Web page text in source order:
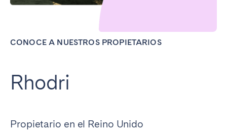
CONOCE A NUESTROS PROPIETARIOS
Rhodri
Propietario en el Reino Unido